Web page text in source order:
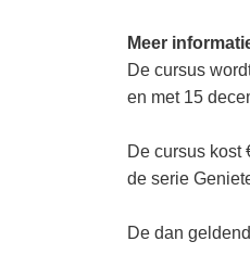
Meer
De cursus
en met 15
De cursus kost
de serie
De dan